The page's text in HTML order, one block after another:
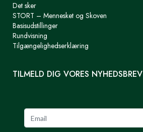
Det sker
STORT – Mennesket og Skoven
Basisudstillinger
Rundvisning
Tilgængelighedserklæring
TILMELD DIG VORES NYHEDSBREV